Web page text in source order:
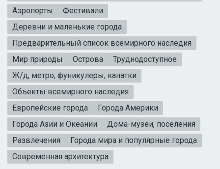
Аэропорты
Фестивали
Деревни и маленькие города
Предварительный список всемирного наследия
Мир природы
Острова
Труднодоступное
Ж/д, метро, фуникулеры, канатки
Объекты всемирного наследия
Европейские города
Города Америки
Города Азии и Океании
Дома-музеи, поселения
Развлечения
Города мира и популярные города
Современная архитектура